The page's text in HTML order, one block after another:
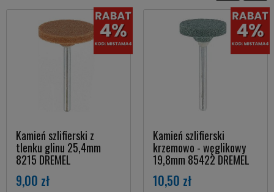
Kamień szlifierski z
tlenku glinu 25,4mm
8215 DREMEL
9,00 zł
Kamień szlifierski
krzemowo - węglikowy
19,8mm 85422 DREMEL
10,50 zł